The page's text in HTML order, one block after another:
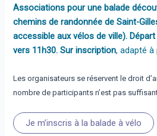
Associations pour une balade
chemins de randonnée de Saint-
accessible aux vélos de ville).
vers 11h30. Sur inscription, adapté à
Les organisateurs se réservent le droit
nombre de participants n’est pas
Je m’inscris à la balade à vélo